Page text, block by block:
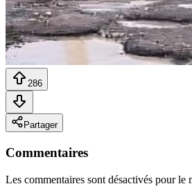
286
Partager
Commentaires
Les commentaires sont désactivés pour le